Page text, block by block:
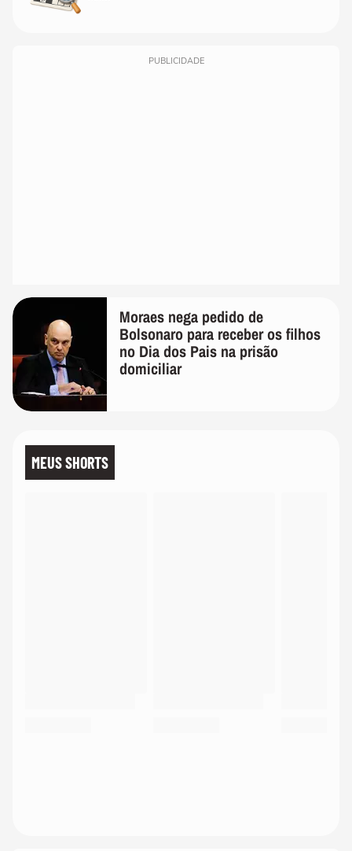
PUBLICIDADE
Moraes nega pedido de
Bolsonaro para receber os filhos
no Dia dos Pais na prisão
domiciliar
MEUS SHORTS